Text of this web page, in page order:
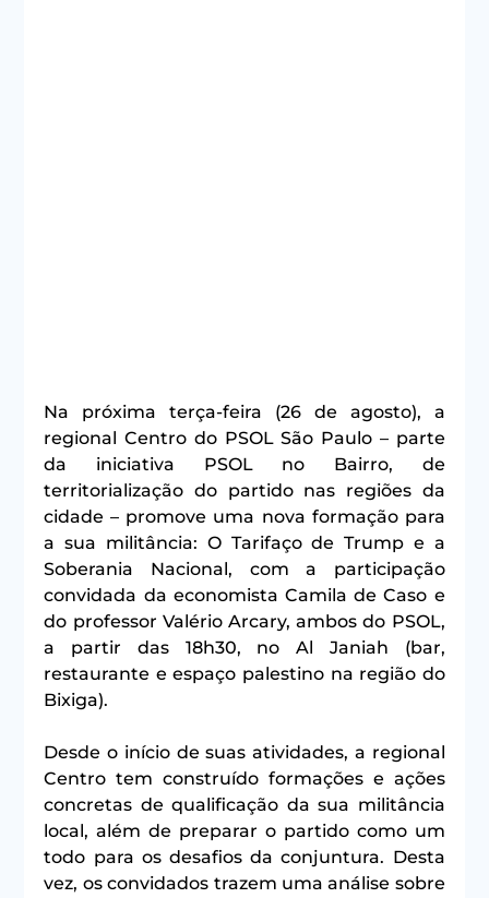
Na próxima terça-feira (26 de agosto), a
regional Centro do PSOL São Paulo – parte
da iniciativa PSOL no Bairro, de
territorialização do partido nas regiões da
cidade – promove uma nova formação para
a sua militância: O Tarifaço de Trump e a
Soberania Nacional, com a participação
convidada da economista Camila de Caso e
do professor Valério Arcary, ambos do PSOL,
a partir das 18h30, no Al Janiah (bar,
restaurante e espaço palestino na região do
Bixiga).
Desde o início de suas atividades, a regional
Centro tem construído formações e ações
concretas de qualificação da sua militância
local, além de preparar o partido como um
todo para os desafios da conjuntura. Desta
vez, os convidados trazem uma análise sobre